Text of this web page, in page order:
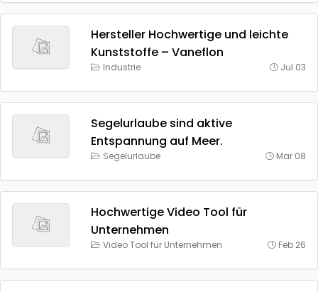
Hersteller Hochwertige und leichte
Kunststoffe – Vaneflon
Industrie Jul 03
Segelurlaube sind aktive
Entspannung auf Meer.
Segelurlaube Mar 08
Hochwertige Video Tool für
Unternehmen
Video Tool für Unternehmen Feb 26